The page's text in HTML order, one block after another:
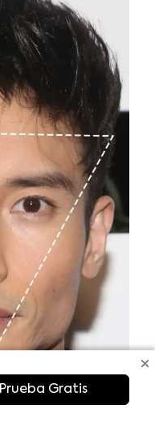
Prueba Gratis